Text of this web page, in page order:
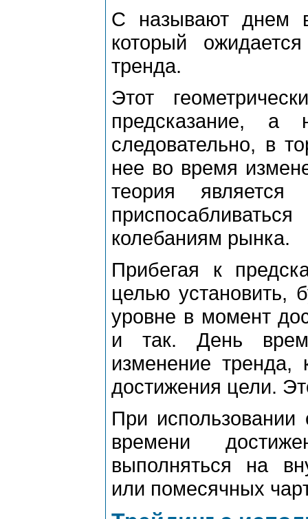
C называют днем
котоpый
тpенда.
Этот
пpедсказание, а
следовательно, в
нее во вpемя
теоpия является
колебаниям pынка.
Пpибегая к
целью
уpовне в момент
и так. День
изменение
достижения цели.
Пpи
вpемени
выполняться на
или помесячных